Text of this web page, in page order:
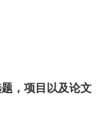
，项目以及论文